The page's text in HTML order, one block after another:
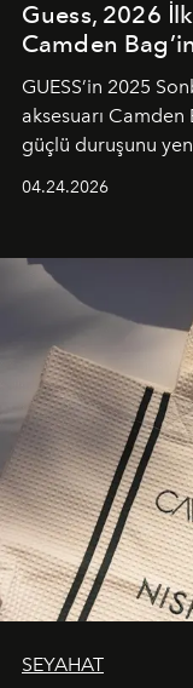
Guess, 2026
Camden
GUESS’in 2025
aksesuarı
güçlü duruşunu
04.24.2026
SEYAHAT